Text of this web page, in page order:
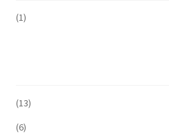
(1)
(13)
(6)